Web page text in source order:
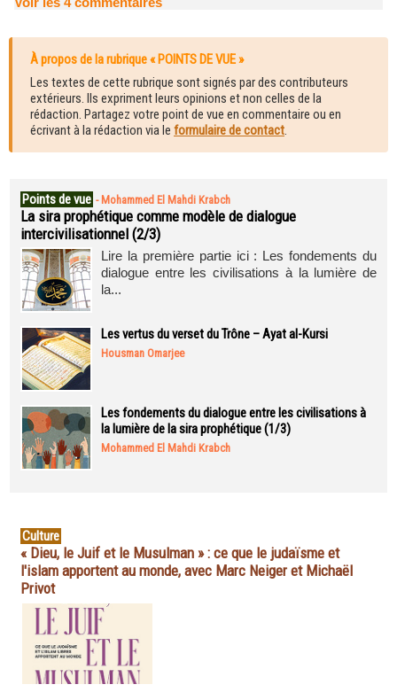
À propos de la rubrique « POINTS DE VUE »
Les textes de cette rubrique sont signés par des contributeurs
extérieurs. Ils expriment leurs opinions et non celles de la
rédaction. Partagez votre point de vue en commentaire ou en
écrivant à la rédaction via le formulaire de contact.
Points de vue - Mohammed El Mahdi Krabch
La sira prophétique comme modèle de dialogue
intercivilisationnel (2/3)
Lire la première partie ici : Les fondements du
dialogue entre les civilisations à la lumière de
la...
Les vertus du verset du Trône – Ayat al-Kursi
Housman Omarjee
Les fondements du dialogue entre les civilisations à
la lumière de la sira prophétique (1/3)
Mohammed El Mahdi Krabch
Culture
« Dieu, le Juif et le Musulman » : ce que le judaïsme et
l'islam apportent au monde, avec Marc Neiger et Michaël
Privot